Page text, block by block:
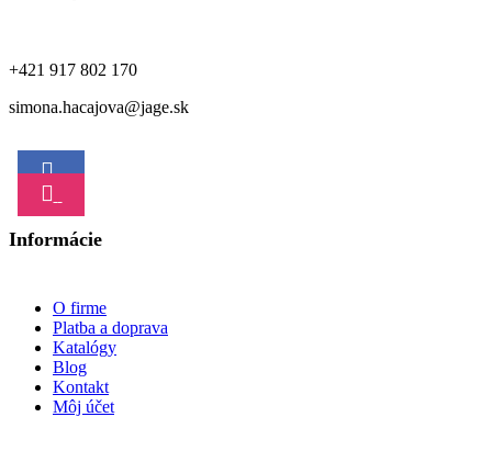
+421 917 802 170
simona.hacajova@jage.sk
Informácie
O firme
Platba a doprava
Katalógy
Blog
Kontakt
Môj účet